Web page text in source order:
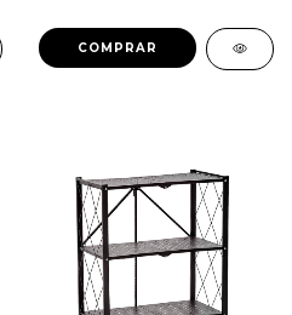
COMPRAR